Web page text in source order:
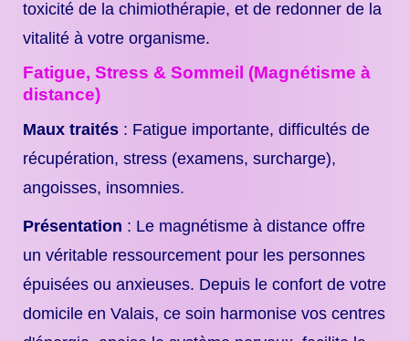
toxicité de la chimiothérapie, et de redonner de la
vitalité à votre organisme.
Fatigue, Stress & Sommeil (Magnétisme à
distance)
Maux traités : Fatigue importante, difficultés de
récupération, stress (examens, surcharge),
angoisses, insomnies.
Présentation : Le magnétisme à distance offre
un véritable ressourcement pour les personnes
épuisées ou anxieuses. Depuis le confort de votre
domicile en Valais, ce soin harmonise vos centres